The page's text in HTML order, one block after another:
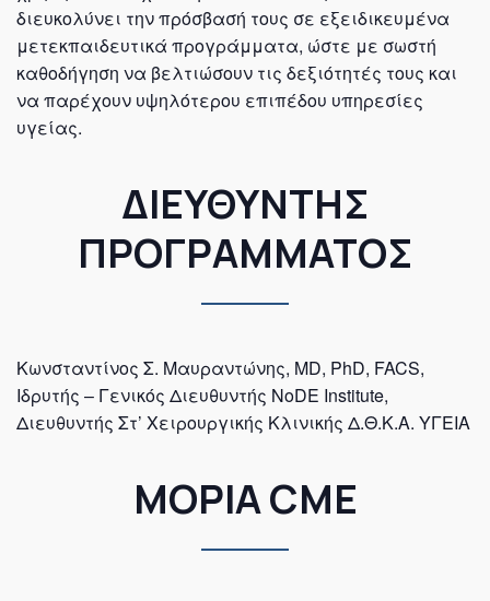
διευκολύνει την πρόσβασή τους σε εξειδικευμένα
μετεκπαιδευτικά προγράμματα, ώστε με σωστή
καθοδήγηση να βελτιώσουν τις δεξιότητές τους και
να παρέχουν υψηλότερου επιπέδου υπηρεσίες
υγείας.
ΔΙΕΥΘΥΝΤΗΣ
ΠΡΟΓΡΑΜΜΑΤΟΣ
Κωνσταντίνος Σ. Μαυραντώνης, MD, PhD, FACS,
Ιδρυτής – Γενικός Διευθυντής NoDE Institute,
Διευθυντής Στ’ Χειρουργικής Κλινικής Δ.Θ.Κ.Α. ΥΓΕΙΑ
ΜΟΡΙΑ CME